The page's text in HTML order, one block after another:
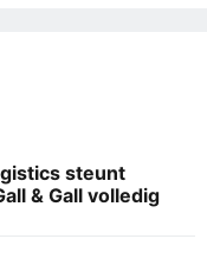
steunt
& Gall volledig